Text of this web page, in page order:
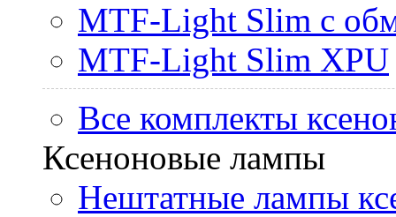
MTF-Light Slim с
MTF-Light Slim XPU
Все комплекты
Ксеноновые лампы
Нештатные лампы